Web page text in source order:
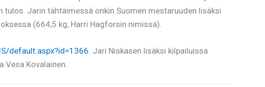
Jarin tähtäimessä onkin Suomen mestaruuden lisäksi
(664,5 kg, Harri Hagforsin nimissä).
default.aspx?id=1366. Jari Niskasen lisäksi kilpailuissa
Vesa Kovalainen.